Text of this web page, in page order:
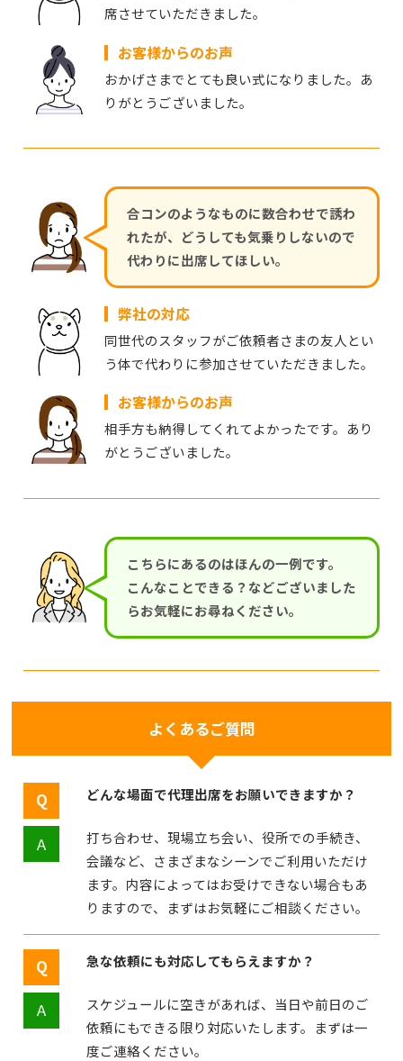
席させていただきました。
お客様からのお声
おかげさまでとても良い式になりました。あ
りがとうございました。
合コンのようなものに数合わせで誘わ
れたが、どうしても気乗りしないので
代わりに出席してほしい。
弊社の対応
同世代のスタッフがご依頼者さまの友人とい
う体で代わりに参加させていただきました。
お客様からのお声
相手方も納得してくれてよかったです。あり
がとうございました。
こちらにあるのはほんの一例です。
こんなことできる？などございました
らお気軽にお尋ねください。
よくあるご質問
どんな場面で代理出席をお願いできますか？
打ち合わせ、現場立ち会い、役所での手続き、
会議など、さまざまなシーンでご利用いただけ
ます。内容によってはお受けできない場合もあ
りますので、まずはお気軽にご相談ください。
急な依頼にも対応してもらえますか？
スケジュールに空きがあれば、当日や前日のご
依頼にもできる限り対応いたします。まずは一
度ご連絡ください。